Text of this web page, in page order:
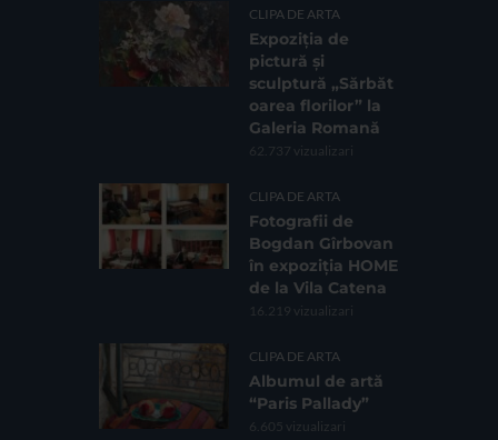
CLIPA DE ARTA
Expoziția de
pictură și
sculptură „Sărbăt
oarea florilor” la
Galeria Romană
62.737 vizualizari
CLIPA DE ARTA
Fotografii de
Bogdan Gîrbovan
în expoziția HOME
de la Vila Catena
16.219 vizualizari
CLIPA DE ARTA
Albumul de artă
“Paris Pallady”
6.605 vizualizari